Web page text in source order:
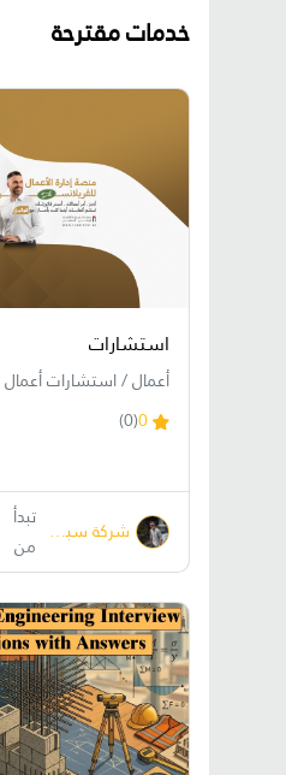
خدمات مقترحة
استشارات
أعمال / استشارات أعمال
0
(0)
شركة سبشال تتش Special Touch تبدأ
من